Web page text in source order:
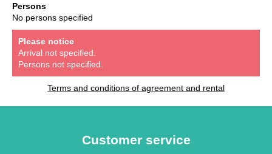
Persons
No persons specified
Please notice
Arrival not specified.
Persons not specified.
Terms and conditions of agreement and rental
Customer service